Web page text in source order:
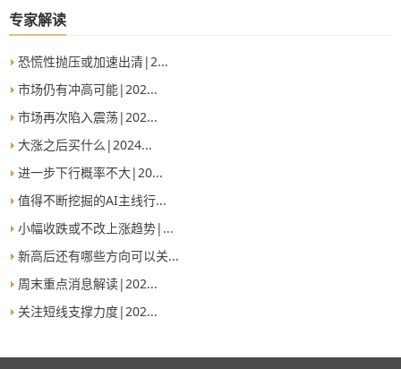
专家解读
恐慌性抛压或加速出清|2...
市场仍有冲高可能|202...
市场再次陷入震荡|202...
大涨之后买什么|2024...
进一步下行概率不大|20...
值得不断挖掘的AI主线行...
小幅收跌或不改上涨趋势|...
新高后还有哪些方向可以关...
周末重点消息解读|202...
关注短线支撑力度|202...